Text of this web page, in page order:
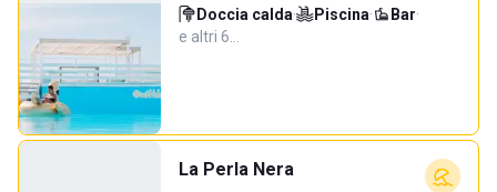
Doccia calda· Piscina· Bar·
e altri 6…
La Perla Nera